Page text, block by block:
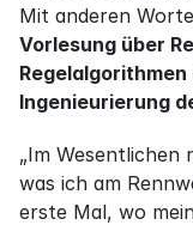
Mit anderen
Vorlesung über
Ingenieurierung
„Im Wesentlichen
was ich am
erste Mal, wo